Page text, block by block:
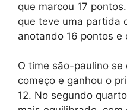
que marcou 17
que teve uma partida
anotando 16 pontos e
O time são-paulino
começo e ganhou o
12. No segundo